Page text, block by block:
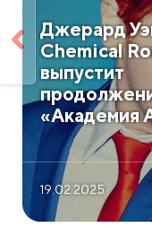
Джерард
Chemical
выпустит
«Академия
19.02 2025